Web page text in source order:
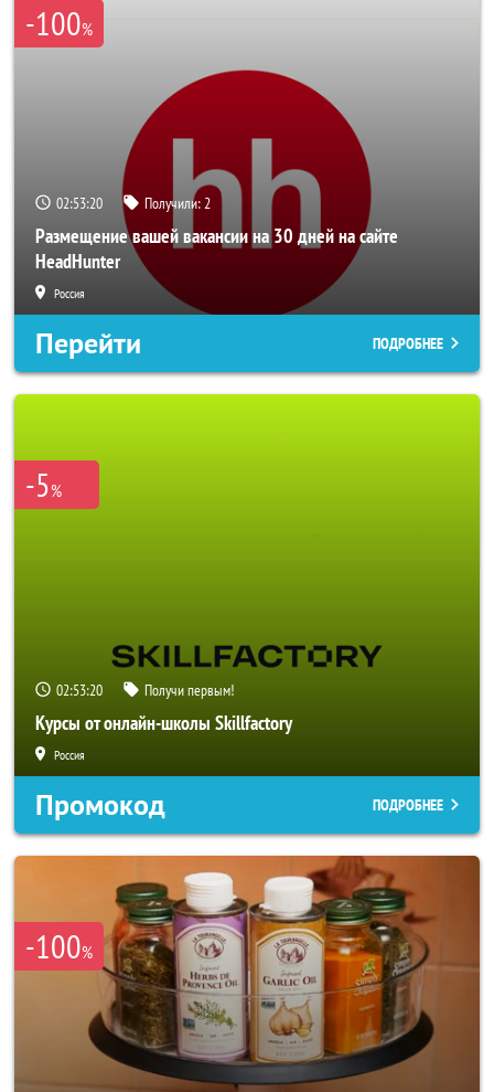
-100%
02:53:18 Получили:2
Размещение вашей вакансии на 30 дней на сайте
HeadHunter
Россия
Перейти ПОДРОБНЕЕ
-5%
02:53:18 Получи первым!
Курсы от онлайн-школы Skillfactory
Россия
Промокод ПОДРОБНЕЕ
-100%